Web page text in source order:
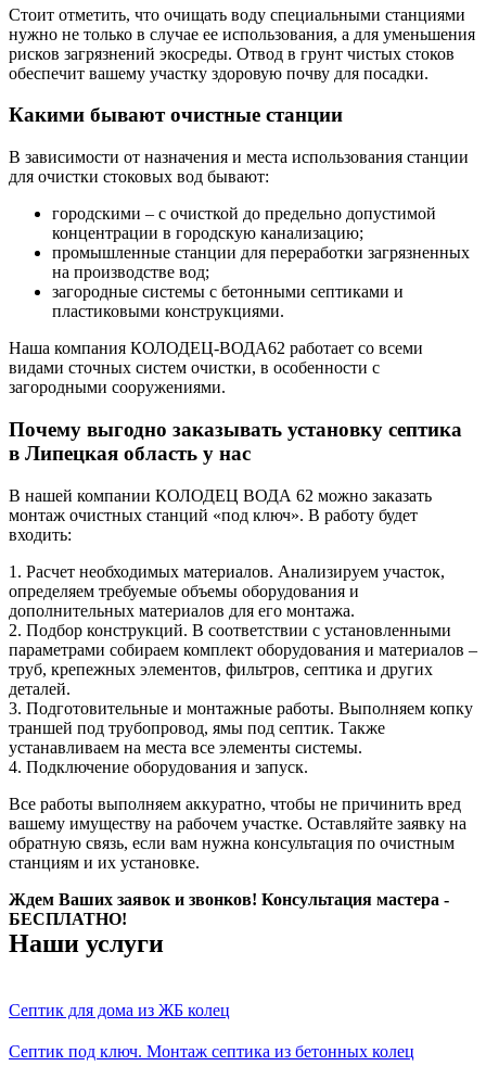
Стоит отметить, что очищать воду специальными станциями
нужно не только в случае ее использования, а для уменьшения
рисков загрязнений экосреды. Отвод в грунт чистых стоков
обеспечит вашему участку здоровую почву для посадки.
Какими бывают очистные станции
В зависимости от назначения и места использования станции
для очистки стоковых вод бывают:
городскими – с очисткой до предельно допустимой
концентрации в городскую канализацию;
промышленные станции для переработки загрязненных
на производстве вод;
загородные системы с бетонными септиками и
пластиковыми конструкциями.
Наша компания КОЛОДЕЦ-ВОДА62 работает со всеми
видами сточных систем очистки, в особенности с
загородными сооружениями.
Почему выгодно заказывать установку септика
в Липецкая область у нас
В нашей компании КОЛОДЕЦ ВОДА 62 можно заказать
монтаж очистных станций «под ключ». В работу будет
входить:
1. Расчет необходимых материалов. Анализируем участок,
определяем требуемые объемы оборудования и
дополнительных материалов для его монтажа.
2. Подбор конструкций. В соответствии с установленными
параметрами собираем комплект оборудования и материалов –
труб, крепежных элементов, фильтров, септика и других
деталей.
3. Подготовительные и монтажные работы. Выполняем копку
траншей под трубопровод, ямы под септик. Также
устанавливаем на места все элементы системы.
4. Подключение оборудования и запуск.
Все работы выполняем аккуратно, чтобы не причинить вред
вашему имуществу на рабочем участке. Оставляйте заявку на
обратную связь, если вам нужна консультация по очистным
станциям и их установке.
Ждем Ваших заявок и звонков! Консультация мастера -
БЕСПЛАТНО!
Наши услуги
Септик для дома из ЖБ колец
Септик под ключ. Монтаж септика из бетонных колец